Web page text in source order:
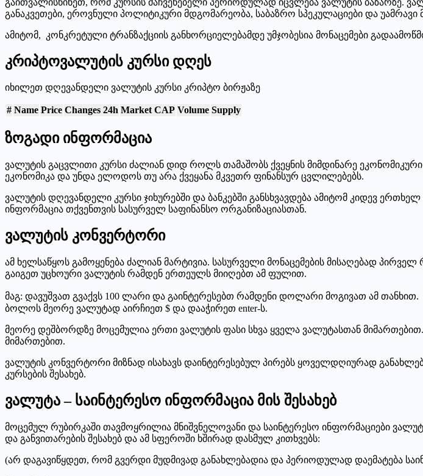
განაკვეთები, ეროვნული პოლიტიკური მდგომარეობა, საბაზრო სპეკულაციები და
ამიტომ, კონკრეტული ტრანზაქციის განხორციელებამდე უმჯობესია მონაცემები
კრიპტოვალუტის კურსი დღეს
იხილეთ დღევანდელი ვალუტის კურსი კრიპტო ბირჟაზე
# Name Price Changes 24h Market CAP Volume Supply
ზოგადი ინფორმაცია
ვალუტის გაცვლითი კურსი ძალიან დიდ როლს თამაშობს ქვეყნის მიმდინარე ეკონომიკური
ეკონომიკა და უნდა ელოდოს თუ არა ქვეყანა მკვეთრ ფინანსურ ცვლილებებს.
ვალუტის დღევანდელი კურსი ჯიხურებში და ბანკებში განსხვავდება ამიტომ კიდევ
ინფორმაცია თქვენთვის სასურველ საფინანსო ორგანიზაციასთან.
ვალუტის კონვერტორი
ამ ხელსაწყოს გამოყენება ძალიან მარტივია. სასურველი მონაცემების მისაღებად
გაიგეთ უცხოური ვალუტის რამდენ ერთეულს მიიღებთ ამ ფულით.
მაგ: დავუშვათ გვაქვს 100 ლარი და გაინტერესებთ რამდენი დოლარი მოგივათ ამ
ბოლოს მეორე ვალუტად აირჩიეთ $ და დააჭირეთ enter-ს.
მეორე დეშბორდზე მოცემულია ერთი ვალუტის ფასი სხვა ყველა ვალუტასთან
მიმართებით.
ვალუტის კონვერტორი მიზნად ისახავს დაინტერესებულ პირებს ყოველდღიურად
კურსების შესახებ.
ვალუტა – საინტერესო ინფორმაცია მის შესახებ
მოცემულ რუბირკაში თავმოყრილია მნიშვნელოვანი და საინტერესო ინფორმაციები
და განვითარების შესახებ და ამ სფეროში ხშირად დასმულ კითხვებს:
(არ დაგავიწყდეთ, რომ გვერდი მუდმივად განახლებადია და პერიოდულად დაემატება